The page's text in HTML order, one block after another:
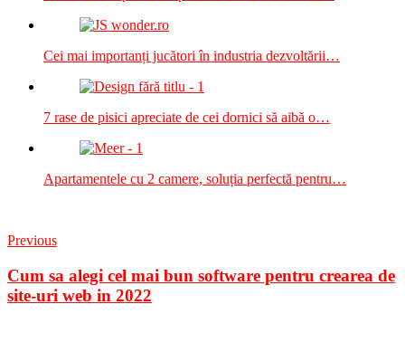
Cei mai importanți jucători în industria dezvoltării…
7 rase de pisici apreciate de cei dornici să aibă o…
Apartamentele cu 2 camere, soluția perfectă pentru…
Previous
Cum sa alegi cel mai bun software pentru crearea de
site-uri web in 2022